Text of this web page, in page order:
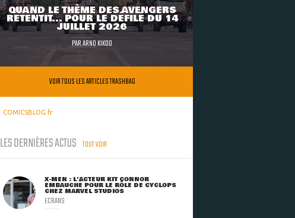
QUAND LE THÈME DES AVENGERS
RETENTIT... POUR LE DÉFILÉ DU 14
JUILLET 2026
PARARNO KIKOO
VOIR TOUS LES ARTICLES TRASHBAG
COMICSBLOG.fr
LES DERNIÈRES ACTUS TOUT VOIR
X-MEN : L'ACTEUR KIT CONNOR
EMBAUCHÉ POUR LE RÔLE DE CYCLOPS
CHEZ MARVEL STUDIOS
ECRANS